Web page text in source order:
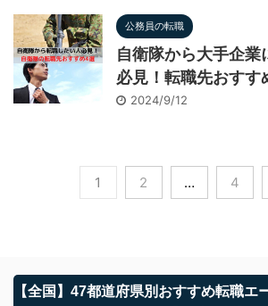
公務員の転職
自衛隊から大手企業
必見！転職先おすす
2024/9/12
1 2 … 4
【全国】47都道府県別おすすめ転職エ